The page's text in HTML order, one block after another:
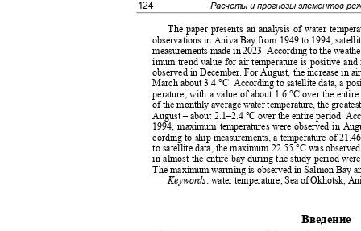
124 Расчеты и прогнозы элементов
The paper presents an analysis of water
observations in Aniva Bay from 1949 to 1994,
measurements made in 2023. According to the
imum trend value for air temperature is positive
observed in December. For August, the increase in
March about 3.4 °C. According to satellite data, a
perature, with a value of about 1.6 °C over the
of the monthly average water temperature, the
August – about 2.1–2.4 °C over the entire period.
1994, maximum temperatures were observed in
cording to ship measurements, a temperature of
to satellite data, the maximum 22.55 °C was
in almost the entire bay during the study period
The maximum warming is observed in Salmon Bay
Keywords: water temperature, Sea of Okhotsk,
Введение